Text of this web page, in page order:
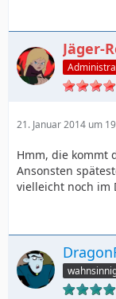
Jäger-
21. Januar 2014 um
Hmm, die kommt
Ansonsten
vielleicht noch im